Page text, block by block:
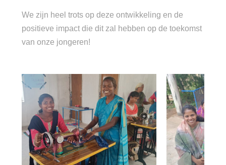
We zijn heel trots op deze ontwikkeling en de
positieve impact die dit zal hebben op de toekomst
van onze jongeren!